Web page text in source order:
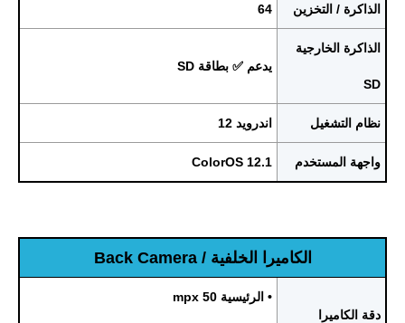
الذاكرة / التخزين 64
الذاكرة الخارجية
SD
يدعم ✅ بطاقة SD
نظام التشغيل اندرويد 12
واجهة المستخدم ColorOS 12.1
الكاميرا الخلفية / Back Camera
دقة الكاميرا
• الرئيسية 50 mpx